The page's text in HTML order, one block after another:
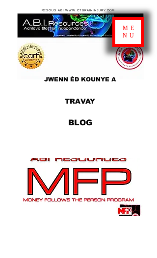
TRAVAY
JWENN ÈD KOUNYE A
BLOG
RESOUS ABI WWW.CTBRAININJURY.COM
ME
NU